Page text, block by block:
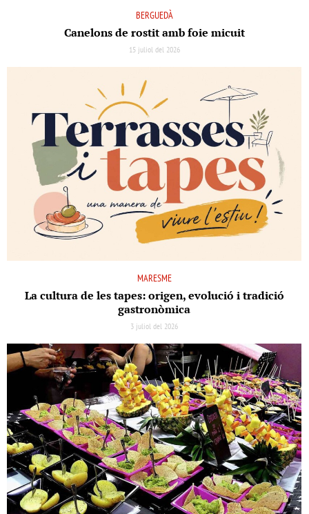
BERGUEDÀ
Canelons de rostit amb foie micuit
15 juliol del 2026
MARESME
La cultura de les tapes: origen, evolució i tradició
gastronòmica
3 juliol del 2026